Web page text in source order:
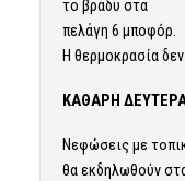
το βράδυ στα
πελάγη 6 μποφόρ.
Η θερμοκρασία
ΚΑΘΑΡΗ ΔΕΥΤΕΡΑ
Νεφώσεις με
θα εκδηλωθούν